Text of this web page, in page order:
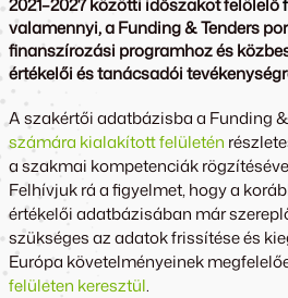
2021–2027 közötti időszakot felölelő
valamennyi, a Funding & Tenders
finanszírozási programhoz és
értékelői és tanácsadói
A szakértői adatbázisba a Funding
számára kialakított felületén
a szakmai kompetenciák
Felhívjuk rá a figyelmet, hogy a
értékelői adatbázisában már
szükséges az adatok frissítése és
Európa követelményeinek
felületen keresztül.